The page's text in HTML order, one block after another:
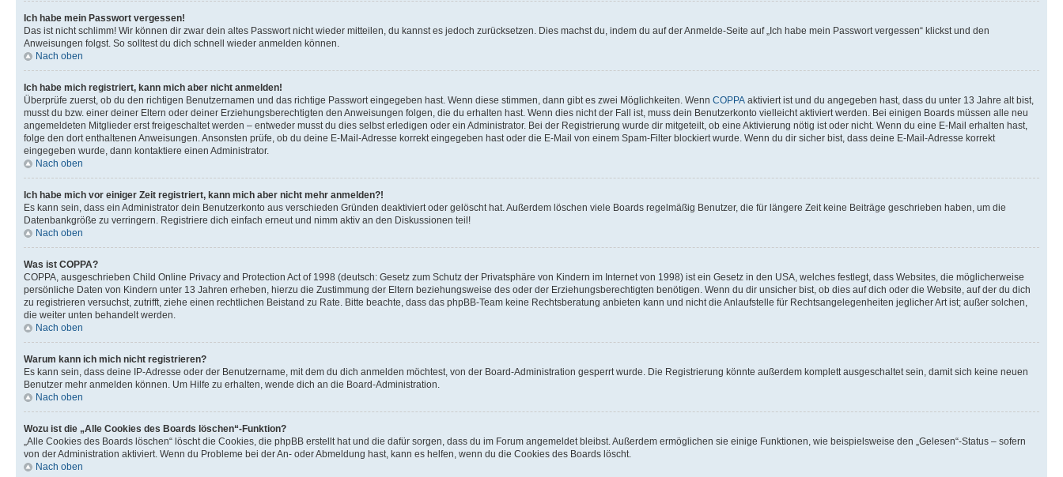
Ich habe mein Passwort vergessen!
Das ist nicht schlimm! Wir können dir zwar dein altes Passwort nicht wieder mitteilen, du kannst es jedoch zurücksetzen. Dies machst du, indem du auf der Anmelde-Seite auf „Ich habe mein Passwort vergessen“ klickst und den
Anweisungen folgst. So solltest du dich schnell wieder anmelden können.
Nach oben
Ich habe mich registriert, kann mich aber nicht anmelden!
Überprüfe zuerst, ob du den richtigen Benutzernamen und das richtige Passwort eingegeben hast. Wenn diese stimmen, dann gibt es zwei Möglichkeiten. Wenn COPPA aktiviert ist und du angegeben hast, dass du unter 13 Jahre alt bist,
musst du bzw. einer deiner Eltern oder deiner Erziehungsberechtigten den Anweisungen folgen, die du erhalten hast. Wenn dies nicht der Fall ist, muss dein Benutzerkonto vielleicht aktiviert werden. Bei einigen Boards müssen alle neu
angemeldeten Mitglieder erst freigeschaltet werden – entweder musst du dies selbst erledigen oder ein Administrator. Bei der Registrierung wurde dir mitgeteilt, ob eine Aktivierung nötig ist oder nicht. Wenn du eine E-Mail erhalten hast,
folge den dort enthaltenen Anweisungen. Ansonsten prüfe, ob du deine E-Mail-Adresse korrekt eingegeben hast oder die E-Mail von einem Spam-Filter blockiert wurde. Wenn du dir sicher bist, dass deine E-Mail-Adresse korrekt
eingegeben wurde, dann kontaktiere einen Administrator.
Nach oben
Ich habe mich vor einiger Zeit registriert, kann mich aber nicht mehr anmelden?!
Es kann sein, dass ein Administrator dein Benutzerkonto aus verschieden Gründen deaktiviert oder gelöscht hat. Außerdem löschen viele Boards regelmäßig Benutzer, die für längere Zeit keine Beiträge geschrieben haben, um die
Datenbankgröße zu verringern. Registriere dich einfach erneut und nimm aktiv an den Diskussionen teil!
Nach oben
Was ist COPPA?
COPPA, ausgeschrieben Child Online Privacy and Protection Act of 1998 (deutsch: Gesetz zum Schutz der Privatsphäre von Kindern im Internet von 1998) ist ein Gesetz in den USA, welches festlegt, dass Websites, die möglicherweise
persönliche Daten von Kindern unter 13 Jahren erheben, hierzu die Zustimmung der Eltern beziehungsweise des oder der Erziehungsberechtigten benötigen. Wenn du dir unsicher bist, ob dies auf dich oder die Website, auf der du dich
zu registrieren versuchst, zutrifft, ziehe einen rechtlichen Beistand zu Rate. Bitte beachte, dass das phpBB-Team keine Rechtsberatung anbieten kann und nicht die Anlaufstelle für Rechtsangelegenheiten jeglicher Art ist; außer solchen,
die weiter unten behandelt werden.
Nach oben
Warum kann ich mich nicht registrieren?
Es kann sein, dass deine IP-Adresse oder der Benutzername, mit dem du dich anmelden möchtest, von der Board-Administration gesperrt wurde. Die Registrierung könnte außerdem komplett ausgeschaltet sein, damit sich keine neuen
Benutzer mehr anmelden können. Um Hilfe zu erhalten, wende dich an die Board-Administration.
Nach oben
Wozu ist die „Alle Cookies des Boards löschen“-Funktion?
„Alle Cookies des Boards löschen“ löscht die Cookies, die phpBB erstellt hat und die dafür sorgen, dass du im Forum angemeldet bleibst. Außerdem ermöglichen sie einige Funktionen, wie beispielsweise den „Gelesen“-Status – sofern
von der Administration aktiviert. Wenn du Probleme bei der An- oder Abmeldung hast, kann es helfen, wenn du die Cookies des Boards löscht.
Nach oben